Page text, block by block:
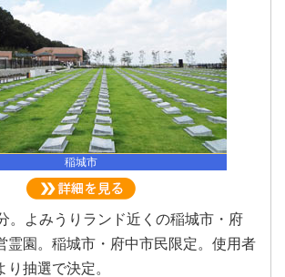
稲城市
。よみうりランド近くの稲城市・府
霊園。稲城市・府中市民限定。使用者
り抽選で決定。